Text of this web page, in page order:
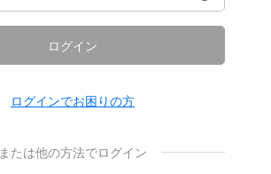
ログイン
ログインでお困りの方
または他の方法でログイン